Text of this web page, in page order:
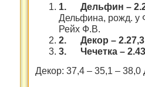
1. Дельфин –
Дельфина, рожд. у
Рейх Ф.В.
2. Декор –
3. Чечетка –
Декор: 37,4 – 35,1 –